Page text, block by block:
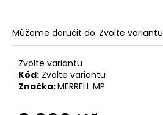
Můžeme doručit do: Zvolte variantu
Zvolte variantu
Kód: Zvolte variantu
Značka:MERRELL MP